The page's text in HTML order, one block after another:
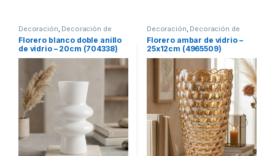
Decoración, Decoración de
mesas
Florero blanco doble anillo
de vidrio – 20cm (704338)
Decoración, Decoración de
mesas
Florero ambar de vidrio –
25x12cm (4965509)